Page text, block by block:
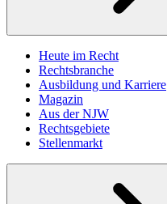
Heute im Recht
Rechtsbranche
Ausbildung und Karriere
Magazin
Aus der NJW
Rechtsgebiete
Stellenmarkt